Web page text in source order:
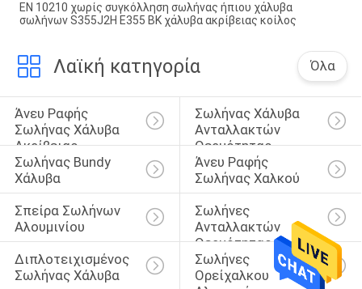
EN 10210 χωρίς συγκόλληση σωλήνας ήπιου χάλυβα
σωλήνων S355J2H E355 BK χάλυβα ακρίβειας κοίλος
Λαϊκή κατηγορία Όλα
Άνευ Ραφής
Σωλήνας Χάλυβα
Ακρίβειας
Σωλήνας Χάλυβα
Ανταλλακτών
Θερμότητας
Σωλήνας Bundy
Χάλυβα
Άνευ Ραφής
Σωλήνας Χαλκού
Σπείρα Σωλήνων
Αλουμινίου
Σωλήνες
Ανταλλακτών
Θερμότητας
Τιτανίου
Διπλοτειχισμένος
Σωλήνας Χάλυβα
Σωλήνες
Ορείχαλκου